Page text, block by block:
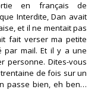
en français de
Interdite, Dan avait
et il ne mentait pas
fait verser ma petite
par mail. Et il y a une
personne. Dites-vous
de fois sur un
passe bien, eh ben…